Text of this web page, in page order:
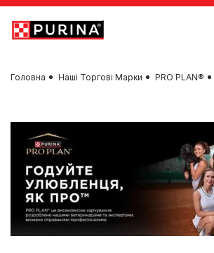
Skip to main content
Головна Наші Торгові Марки PRO PLAN®